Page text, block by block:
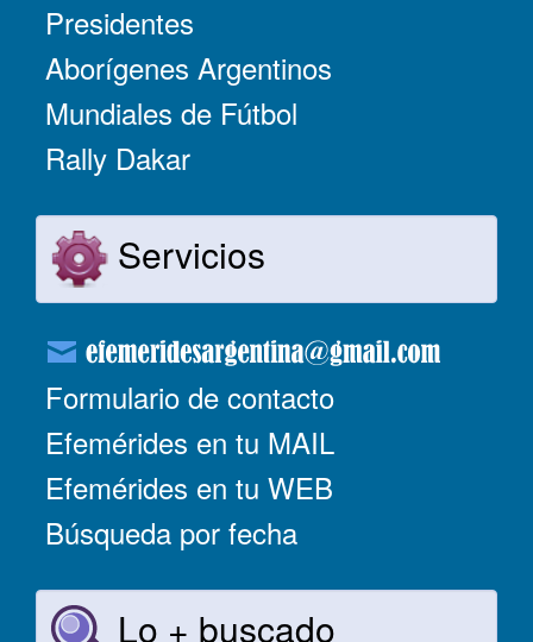
Presidentes
Aborígenes Argentinos
Mundiales de Fútbol
Rally Dakar
Servicios
Formulario de contacto
Efemérides en tu MAIL
Efemérides en tu WEB
Búsqueda por fecha
Lo + buscado